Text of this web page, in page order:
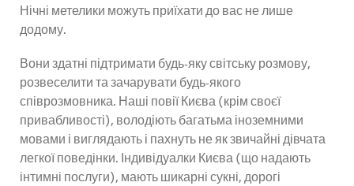
Нічні метелики можуть приїхати до вас не лише
додому.
Вони здатні підтримати будь-яку світську розмову,
розвеселити та зачарувати будь-якого
співрозмовника. Наші повії Києва (крім своєї
привабливості), володіють багатьма іноземними
мовами і виглядають і пахнуть не як звичайні дівчата
легкої поведінки. Індивідуалки Києва (що надають
інтимні послуги), мають шикарні сукні, дорогі